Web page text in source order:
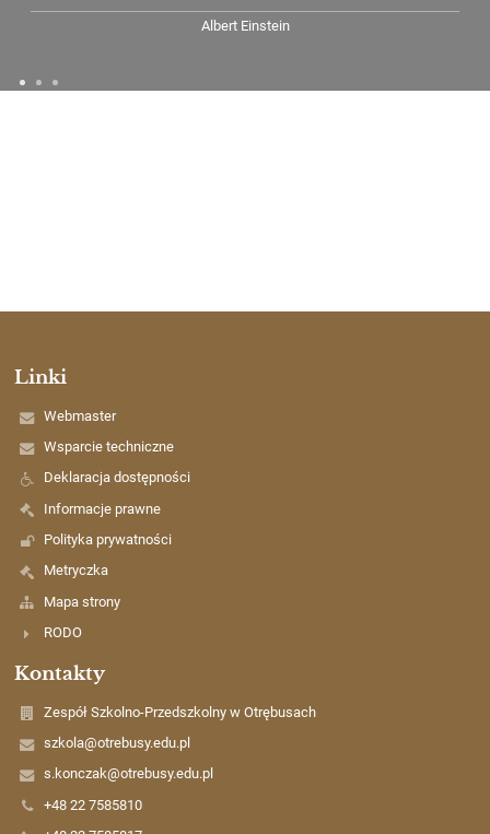
Albert Einstein
Linki
Webmaster
Wsparcie techniczne
Deklaracja dostępności
Informacje prawne
Polityka prywatności
Metryczka
Mapa strony
RODO
Kontakty
Zespół Szkolno-Przedszkolny w Otrębusach
szkola@otrebusy.edu.pl
s.konczak@otrebusy.edu.pl
+48 22 7585810